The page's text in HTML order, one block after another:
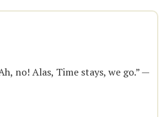
no! Alas, Time stays, we go.” —